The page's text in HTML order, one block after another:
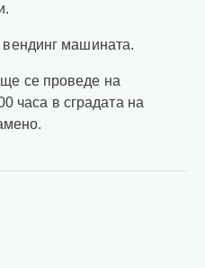
машината.
се проведе на
часа в сградата на